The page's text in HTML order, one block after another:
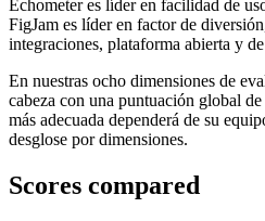
Echometer es líder en facilidad de
FigJam es líder en factor de
integraciones, plataforma abierta y
En nuestras ocho dimensiones de
cabeza con una puntuación global
más adecuada dependerá de su
desglose por dimensiones.
Scores compared